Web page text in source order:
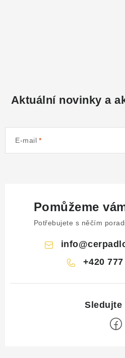
Aktuální novinky a
E-mail
Pomůžeme
Potřebujete s něčím
info@
+420